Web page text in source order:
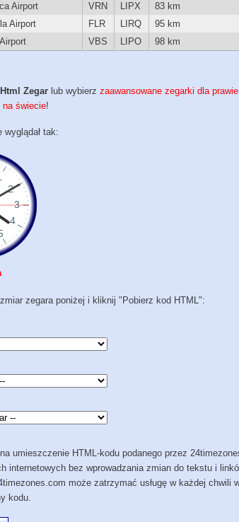
Airport
VRN LIPX
83 km
Airport
FLR LIRQ
95 km
VBS LIPO 98 km
Zegar lub wybierzzaawansowane zegarki dla prawie
świecie!
wyglądał tak:
zegara poniżej i kliknij "Pobierz kod HTML":
umieszczenie HTML-kodu podanego przez
internetowych bez wprowadzania zmian do tekstu i
może zatrzymać usługę w każdej chwili
kodu.